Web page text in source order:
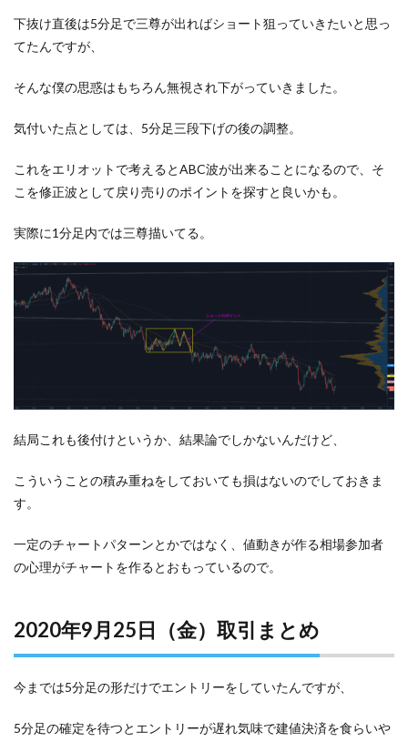
下抜け直後は5分足で三尊が出ればショート狙っていきたいと思っ
てたんですが、
そんな僕の思惑はもちろん無視され下がっていきました。
気付いた点としては、5分足三段下げの後の調整。
これをエリオットで考えるとABC波が出来ることになるので、そ
こを修正波として戻り売りのポイントを探すと良いかも。
実際に1分足内では三尊描いてる。
結局これも後付けというか、結果論でしかないんだけど、
こういうことの積み重ねをしておいても損はないのでしておきま
す。
一定のチャートパターンとかではなく、値動きが作る相場参加者
の心理がチャートを作るとおもっているので。
2020年9月25日（金）取引まとめ
今までは5分足の形だけでエントリーをしていたんですが、
5分足の確定を待つとエントリーが遅れ気味で建値決済を食らいや